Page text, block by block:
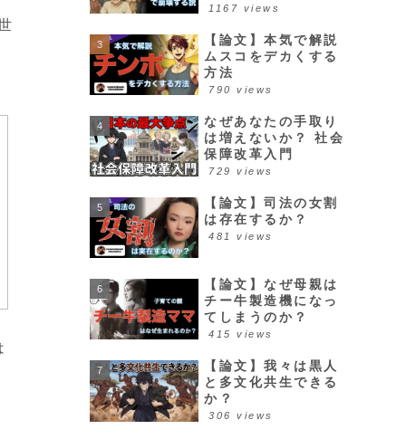
1167 views
【論文】本気で解説
ムスコをデカくする
方法
790 views
なぜあなたの手取り
は増えないか？ 社会
保障改革入門
729 views
【論文】司法の女割
は存在するか？
481 views
【論文】なぜ母親は
チー牛製造機になっ
てしまうのか？
415 views
【論文】我々は黒人
と多文化共生できる
か？
306 views